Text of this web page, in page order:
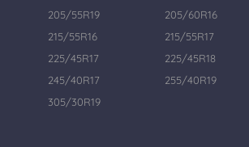
205/55R19
205/60R16
215/55R16
215/55R17
225/45R17
225/45R18
245/40R17
255/40R19
305/30R19